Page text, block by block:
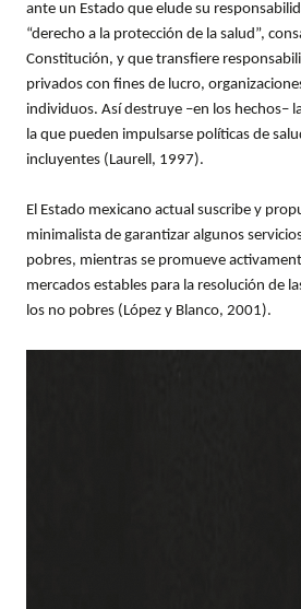
ante un Estado que elude su
“derecho a la protección de la salud”,
Constitución, y que transfiere
privados con fines de lucro,
individuos. Así destruye –en los hechos–
la que pueden impulsarse políticas de
incluyentes (Laurell, 1997).
El Estado mexicano actual suscribe y
minimalista de garantizar algunos
pobres, mientras se promueve
mercados estables para la resolución de
los no pobres (López y Blanco, 2001).